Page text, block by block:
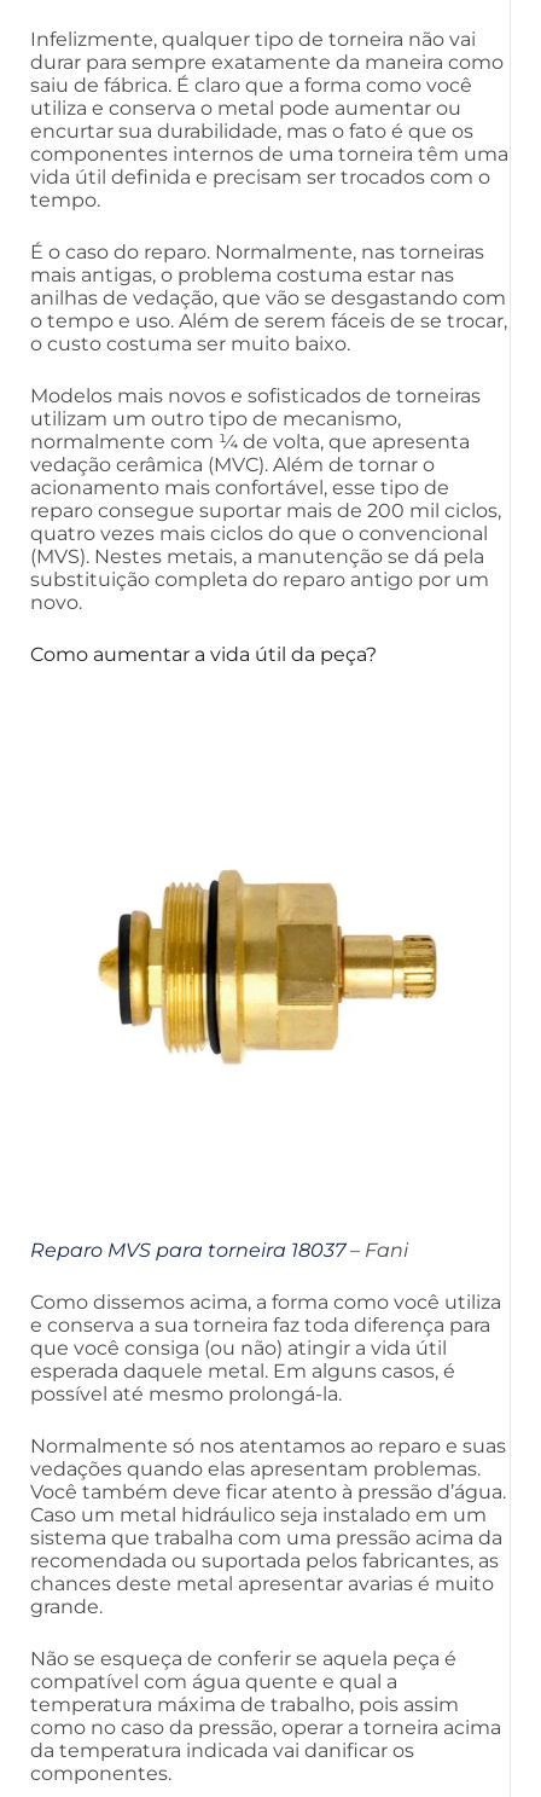
Infelizmente, qualquer tipo de torneira não vai
durar para sempre exatamente da maneira como
saiu de fábrica. É claro que a forma como você
utiliza e conserva o metal pode aumentar ou
encurtar sua durabilidade, mas o fato é que os
componentes internos de uma torneira têm uma
vida útil definida e precisam ser trocados com o
tempo.
É o caso do reparo. Normalmente, nas torneiras
mais antigas, o problema costuma estar nas
anilhas de vedação, que vão se desgastando com
o tempo e uso. Além de serem fáceis de se trocar,
o custo costuma ser muito baixo.
Modelos mais novos e sofisticados de torneiras
utilizam um outro tipo de mecanismo,
normalmente com ¼ de volta, que apresenta
vedação cerâmica (MVC). Além de tornar o
acionamento mais confortável, esse tipo de
reparo consegue suportar mais de 200 mil ciclos,
quatro vezes mais ciclos do que o convencional
(MVS). Nestes metais, a manutenção se dá pela
substituição completa do reparo antigo por um
novo.
Como aumentar a vida útil da peça?
Reparo MVS para torneira 18037– Fani
Como dissemos acima, a forma como você utiliza
e conserva a sua torneira faz toda diferença para
que você consiga (ou não) atingir a vida útil
esperada daquele metal. Em alguns casos, é
possível até mesmo prolongá-la.
Normalmente só nos atentamos ao reparo e suas
vedações quando elas apresentam problemas.
Você também deve ficar atento à pressão d’água.
Caso um metal hidráulico seja instalado em um
sistema que trabalha com uma pressão acima da
recomendada ou suportada pelos fabricantes, as
chances deste metal apresentar avarias é muito
grande.
Não se esqueça de conferir se aquela peça é
compatível com água quente e qual a
temperatura máxima de trabalho, pois assim
como no caso da pressão, operar a torneira acima
da temperatura indicada vai danificar os
componentes.